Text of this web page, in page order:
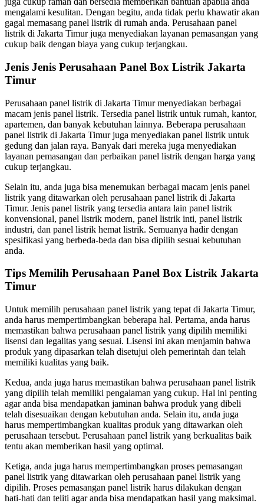
mengalami kesulitan. Dengan begitu, anda tidak perlu khawatir akan
gagal memasang panel listrik di rumah anda. Perusahaan panel
listrik di Jakarta Timur juga menyediakan layanan pemasangan yang
cukup baik dengan biaya yang cukup terjangkau.
Jenis Jenis Perusahaan Panel Box Listrik Jakarta
Timur
Perusahaan panel listrik di Jakarta Timur menyediakan berbagai
macam jenis panel listrik. Tersedia panel listrik untuk rumah, kantor,
apartemen, dan banyak kebutuhan lainnya. Beberapa perusahaan
panel listrik di Jakarta Timur juga menyediakan panel listrik untuk
gedung dan jalan raya. Banyak dari mereka juga menyediakan
layanan pemasangan dan perbaikan panel listrik dengan harga yang
cukup terjangkau.
Selain itu, anda juga bisa menemukan berbagai macam jenis panel
listrik yang ditawarkan oleh perusahaan panel listrik di Jakarta
Timur. Jenis panel listrik yang tersedia antara lain panel listrik
konvensional, panel listrik modern, panel listrik inti, panel listrik
industri, dan panel listrik hemat listrik. Semuanya hadir dengan
spesifikasi yang berbeda-beda dan bisa dipilih sesuai kebutuhan
anda.
Tips Memilih Perusahaan Panel Box Listrik Jakarta
Timur
Untuk memilih perusahaan panel listrik yang tepat di Jakarta Timur,
anda harus mempertimbangkan beberapa hal. Pertama, anda harus
memastikan bahwa perusahaan panel listrik yang dipilih memiliki
lisensi dan legalitas yang sesuai. Lisensi ini akan menjamin bahwa
produk yang dipasarkan telah disetujui oleh pemerintah dan telah
memiliki kualitas yang baik.
Kedua, anda juga harus memastikan bahwa perusahaan panel listrik
yang dipilih telah memiliki pengalaman yang cukup. Hal ini penting
agar anda bisa mendapatkan jaminan bahwa produk yang dibeli
telah disesuaikan dengan kebutuhan anda. Selain itu, anda juga
harus mempertimbangkan kualitas produk yang ditawarkan oleh
perusahaan tersebut. Perusahaan panel listrik yang berkualitas baik
tentu akan memberikan hasil yang optimal.
Ketiga, anda juga harus mempertimbangkan proses pemasangan
panel listrik yang ditawarkan oleh perusahaan panel listrik yang
dipilih. Proses pemasangan panel listrik harus dilakukan dengan
hati-hati dan teliti agar anda bisa mendapatkan hasil yang maksimal.